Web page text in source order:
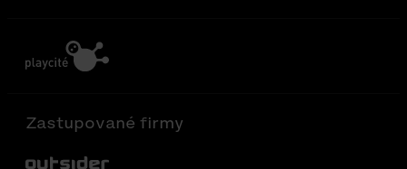
Zastupované firmy
Out-Sider